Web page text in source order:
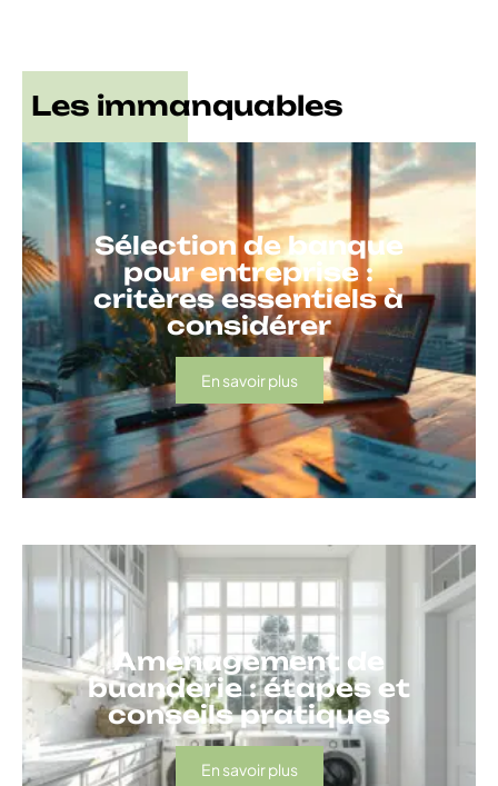
Les immanquables
Sélection de banque
pour entreprise :
critères essentiels à
considérer
En savoir plus
Aménagement de
buanderie : étapes et
conseils pratiques
En savoir plus